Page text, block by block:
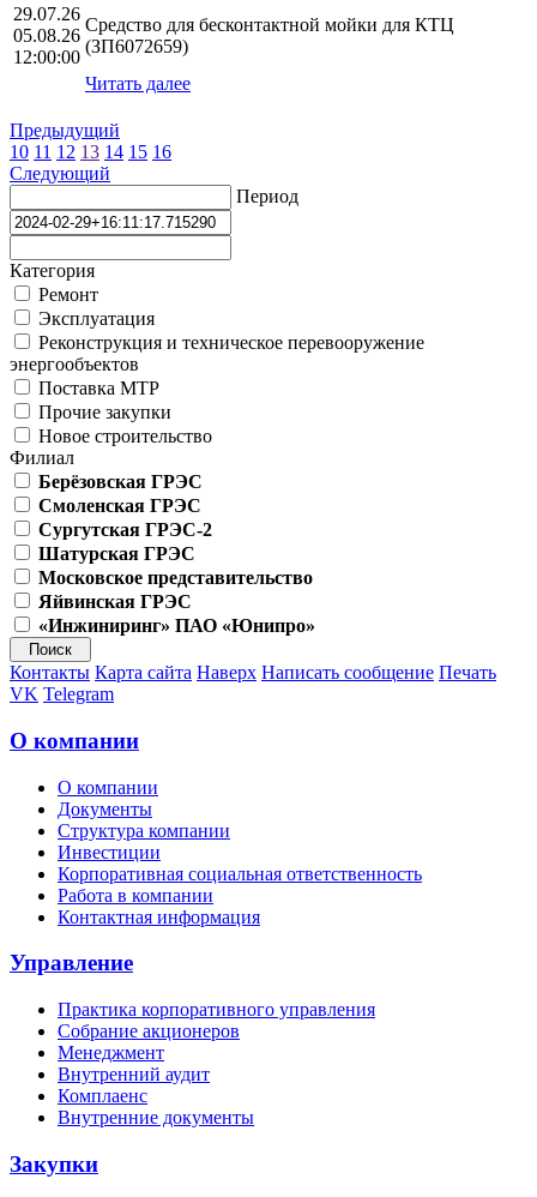
29.07.26
05.08.26
12:00:00
Средство для бесконтактной мойки для КТЦ
(ЗП6072659)
Читать далее
Предыдущий
10 11 12 13 14 15 16
Следующий
Период
Категория
Ремонт
Эксплуатация
Реконструкция и техническое перевооружение
энергообъектов
Поставка МТР
Прочие закупки
Новое строительство
Филиал
Берёзовская ГРЭС
Смоленская ГРЭС
Сургутская ГРЭС-2
Шатурская ГРЭС
Московское представительство
Яйвинская ГРЭС
«Инжиниринг» ПАО «Юнипро»
Контакты Карта сайта Наверх Написать сообщение Печать
VK Telegram
О компании
О компании
Документы
Структура компании
Инвестиции
Корпоративная социальная ответственность
Работа в компании
Контактная информация
Управление
Практика корпоративного управления
Собрание акционеров
Менеджмент
Внутренний аудит
Комплаенс
Внутренние документы
Закупки